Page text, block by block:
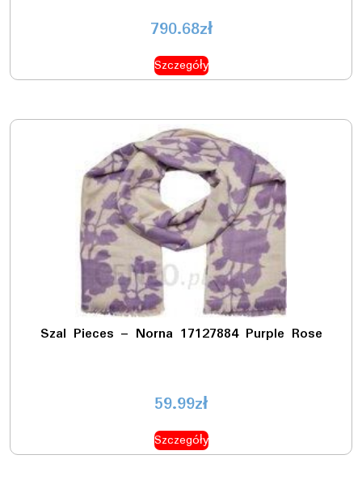
790.68zł
Szczegóły
Szal Pieces – Norna 17127884 Purple Rose
59.99zł
Szczegóły